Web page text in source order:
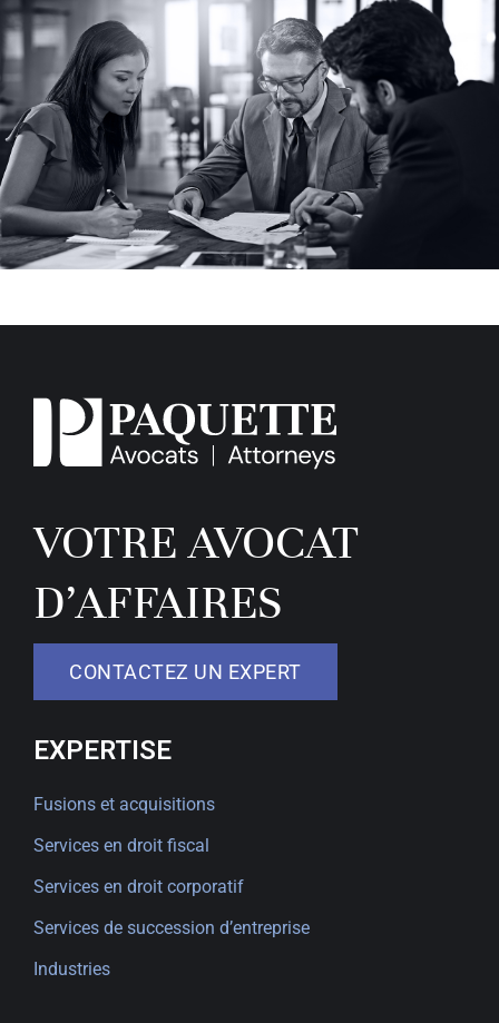
VOTRE AVOCAT
D’AFFAIRES
CONTACTEZ UN EXPERT
EXPERTISE
Fusions et acquisitions
Services en droit fiscal
Services en droit corporatif
Services de succession d’entreprise
Industries